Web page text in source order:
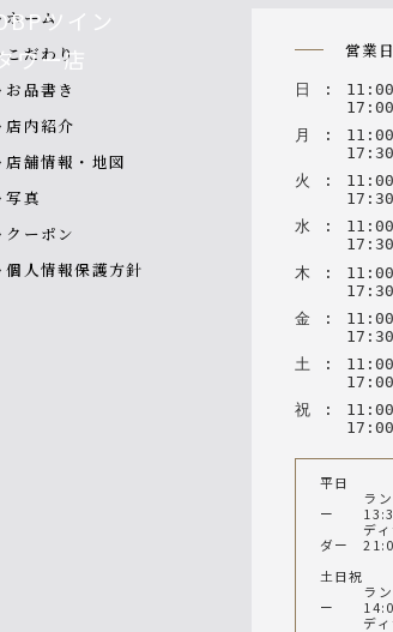
navigation
ホーム
こだわり
お品書き
店内紹介
店舗情報・地図
写真
クーポン
個人情報保護方針
営
日 : 11 : 00
17 : 00
月
: 11 : 00
17 : 30
火
: 11 : 00
17 : 30
水 : 11 : 00
17 : 30
木
: 11 : 00
17 : 30
金
: 11 : 00
17 : 30
土
: 11 : 00
17 : 00
祝 : 11 : 00
17 : 00
平日
ランチ
ー
ディナ
ダー
土日祝
ランチ
ー
ディナ